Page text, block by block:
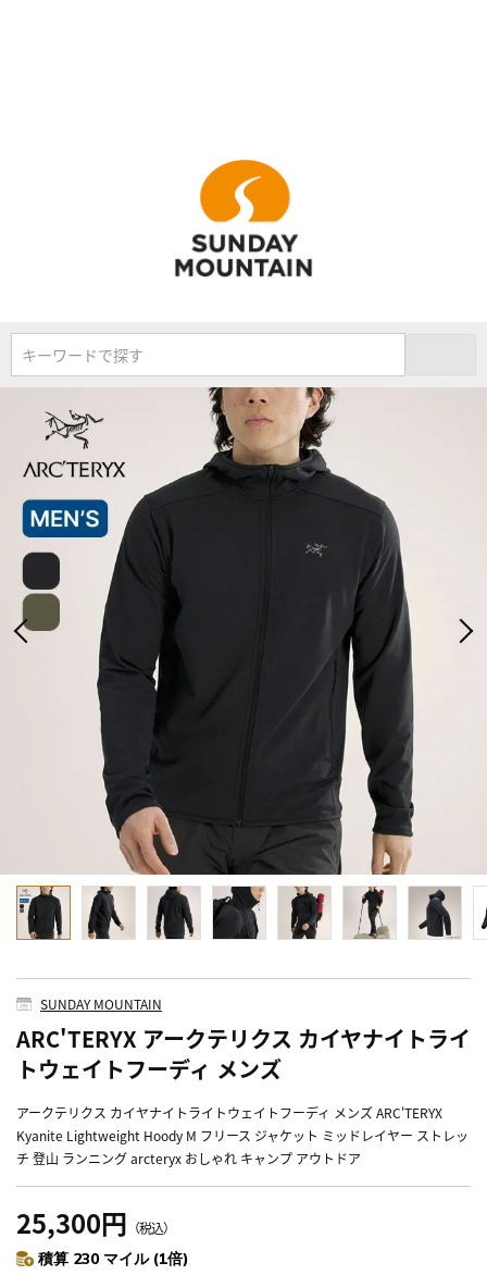
キーワードで探す
SUNDAY MOUNTAIN
ARC'TERYX アークテリクス カイヤナイトライ
トウェイトフーディ メンズ
アークテリクス カイヤナイトライトウェイトフーディ メンズ ARC'TERYX
Kyanite Lightweight Hoody M フリース ジャケット ミッドレイヤー ストレッ
チ 登山 ランニング arcteryx おしゃれ キャンプ アウトドア
25,300円 （税込）
積算 230 マイル (1倍)